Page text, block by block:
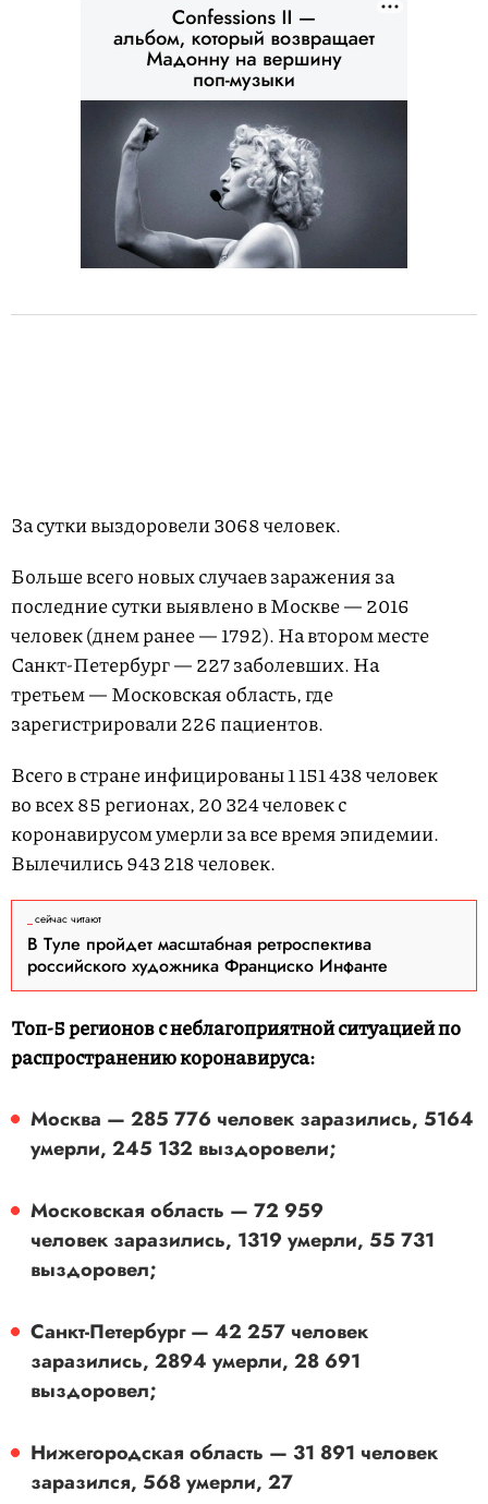
За сутки выздоровели 3068 человек.
Больше всего новых случаев заражения за
последние сутки выявлено в Москве — 2016
человек (днем ранее — 1792). На втором месте
Санкт-Петербург — 227 заболевших. На
третьем — Московская область, где
зарегистрировали 226 пациентов.
Всего в стране инфицированы 1 151 438 человек
во всех 85 регионах, 20 324 человек с
коронавирусом умерли за все время эпидемии.
Вылечились 943 218 человек.
сейчас читают
В Туле пройдет масштабная ретроспектива
российского художника Франциско Инфанте
Топ-5 регионов с неблагоприятной ситуацией по
распространению коронавируса:
Москва — 285 776 человек заразились, 5164
умерли, 245 132 выздоровели;
Московская область — 72 959
человек заразились, 1319 умерли, 55 731
выздоровел;
Санкт-Петербург — 42 257 человек
заразились, 2894 умерли, 28 691
выздоровел;
Нижегородская область — 31 891 человек
заразился, 568 умерли, 27